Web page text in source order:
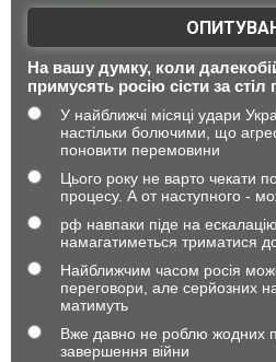
На вашу думку, коли
примусять росію сісти за стіл
У найближчі місяці удари
настільки болючими, що
поновити перемовини
Цього року не варто чекати
процесу. А от наступного -
рф навпаки піде на
намагатиметься триматися
Найближчим часом росія
переговори, але серйозних
матимуть
Вже давно не роблю жодних
завершення війни